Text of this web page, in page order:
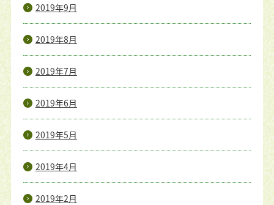
2019年9月
2019年8月
2019年7月
2019年6月
2019年5月
2019年4月
2019年2月